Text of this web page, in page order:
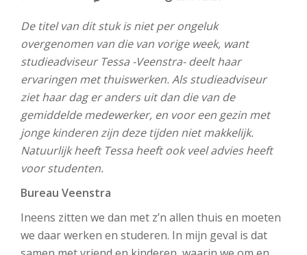
De titel van dit stuk is niet per ongeluk
overgenomen van die van vorige week, want
studieadviseur Tessa -Veenstra- deelt haar
ervaringen met thuiswerken. Als studieadviseur
ziet haar dag er anders uit dan die van de
gemiddelde medewerker, en voor een gezin met
jonge kinderen zijn deze tijden niet makkelijk.
Natuurlijk heeft Tessa heeft ook veel advies heeft
voor studenten.
Bureau Veenstra
Ineens zitten we dan met z’n allen thuis en moeten
we daar werken en studeren. In mijn geval is dat